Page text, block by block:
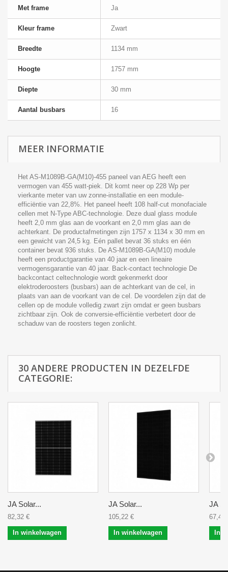
Met frame Ja
Kleur frame Zwart
Breedte 1134 mm
Hoogte 1757 mm
Diepte 30 mm
Aantal busbars 16
MEER INFORMATIE
Het AS-M1089B-GA(M10)-455 paneel van AEG heeft een
vermogen van 455 watt-piek. Dit komt neer op 228 Wp per
vierkante meter van uw zonne-installatie en een module-
efficiëntie van 22,8%. Het paneel heeft 108 half-cut monofaciale
cellen met N-Type ABC-technologie. Deze dual glass module
heeft 2,0 mm glas aan de voorkant en 2,0 mm glas aan de
achterkant. De productafmetingen zijn 1757 x 1134 x 30 mm en
een gewicht van 24,5 kg. Eén pallet bevat 36 stuks en één
container bevat 936 stuks. De AS-M1089B-GA(M10) module
heeft een productgarantie van 40 jaar en een lineaire
vermogensgarantie van 40 jaar. Back-contact technologie De
backcontact celtechnologie wordt gekenmerkt door
elektroderoosters (busbars) aan de achterkant van de cel, in
plaats van aan de voorkant van de cel. De voordelen zijn dat de
cellen op de module volledig zwart zijn omdat er geen busbars
zichtbaar zijn. Ook de conversie-efficiëntie verbetert door de
schaduw van de roosters tegen zonlicht.
30 ANDERE PRODUCTEN IN DEZELFDE
CATEGORIE:
JA Solar...
82,32 €
In winkelwagen
JA Solar...
105,22 €
In winkelwagen
JA
67,43
In